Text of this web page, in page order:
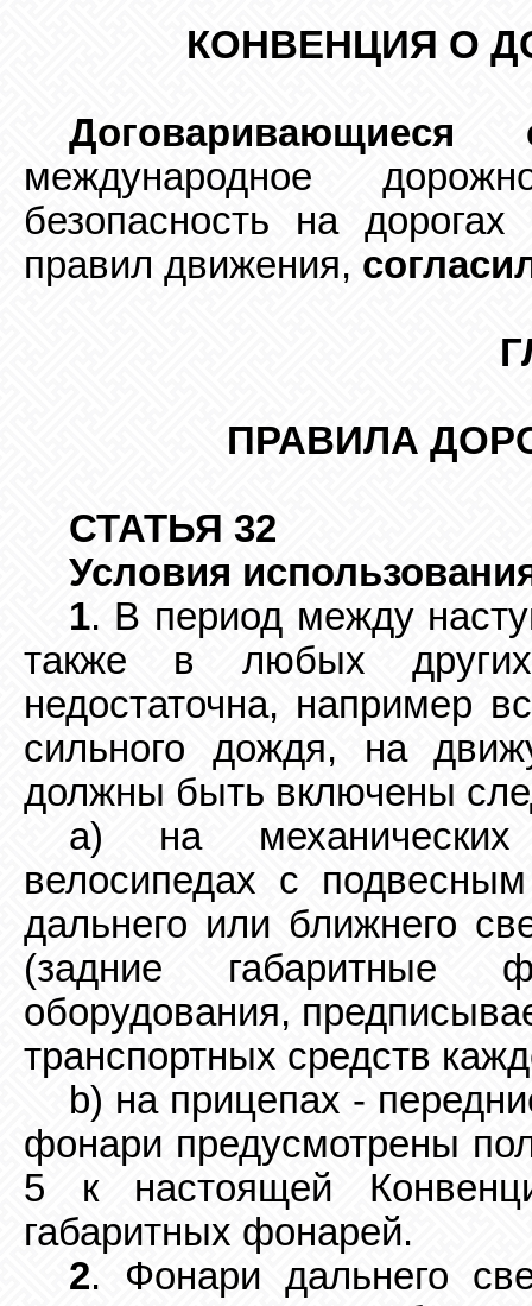
КОНВЕНЦИЯ О
Договаривающиеся
международное
безопасность на
правил движения,
ПРАВИЛА
СТАТЬЯ 32
Условия
1. В период между
также в любых других
недостаточна, например
сильного дождя, на
должны быть включены
a) на механических
велосипедах с
дальнего или ближнего
(задние габаритные
оборудования,
транспортных средств
b) на прицепах -
фонари предусмотрены
5 к настоящей
габаритных фонарей.
2. Фонари дальнего